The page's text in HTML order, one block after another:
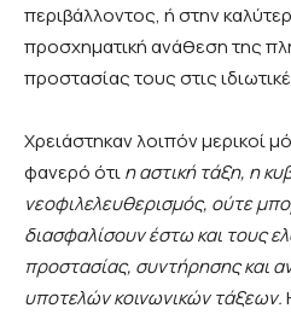
περιβάλλοντος, ή στην
προσχηματική ανάθεση της
προστασίας τους στις
Χρειάστηκαν λοιπόν μερικοί
φανερό ότιη αστική τάξη, η
νεοφιλελευθερισμός, ούτε
διασφαλίσουν έστω και τους
προστασίας, συντήρησης και
υποτελών κοινωνικών τάξεων.